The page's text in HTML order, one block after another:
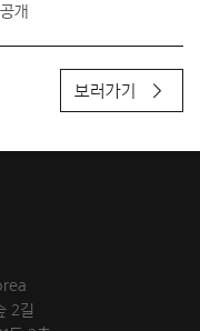
개
보러가기
2길